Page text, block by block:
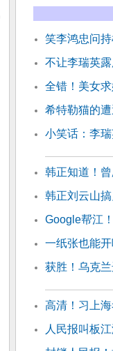
笑李鸿忠问
不让李瑞英
全错！美女
希特勒猫的
小笑话：李
韩正知道！
韩正刘云山
Google帮江
一纸张也能
获胜！乌克
高清！习上
人民报叫板